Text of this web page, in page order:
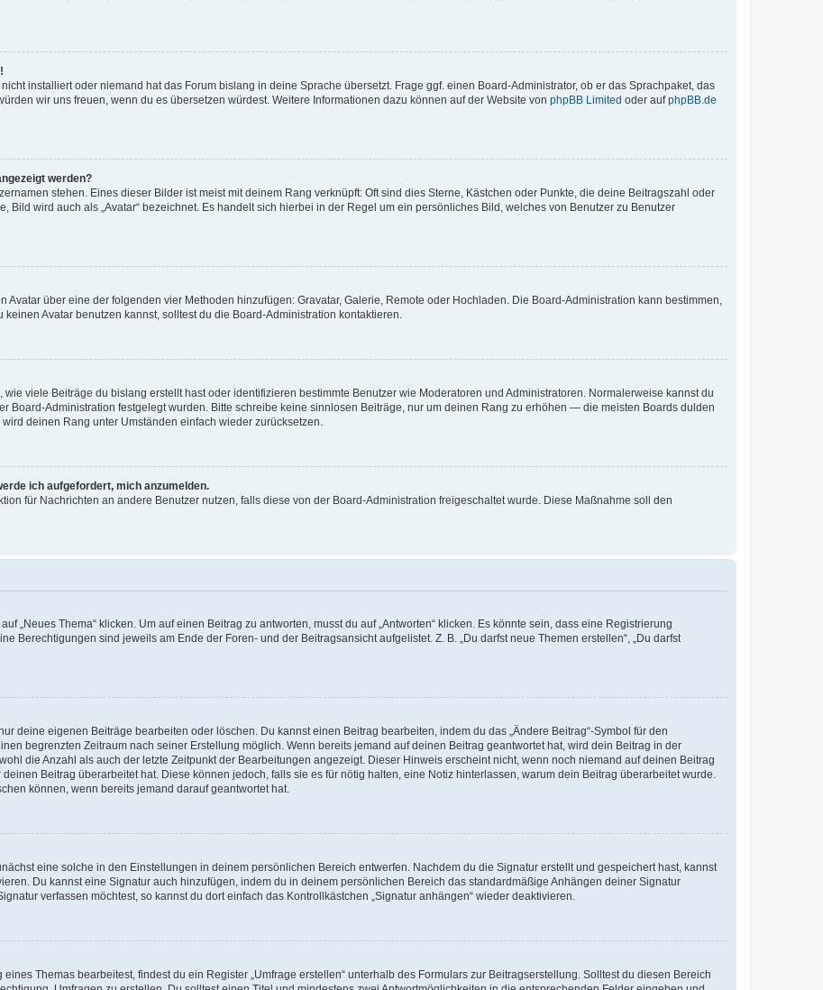
installiert oder niemand hat das Forum bislang in deine Sprache übersetzt. Frage ggf. einen Board-Administrator, ob er das Sprachpaket, das
wir uns freuen, wenn du es übersetzen würdest. Weitere Informationen dazu können auf der Website von phpBB Limited oder aufphpBB.de
werden?
stehen. Eines dieser Bilder ist meist mit deinem Rang verknüpft: Oft sind dies Sterne, Kästchen oder Punkte, die deine Beitragszahl oder
Bild wird auch als „Avatar“ bezeichnet. Es handelt sich hierbei in der Regel um ein persönliches Bild, welches von Benutzer zu Benutzer
Avatar über eine der folgenden vier Methoden hinzufügen: Gravatar, Galerie, Remote oder Hochladen. Die Board-Administration kann bestimmen,
Avatar benutzen kannst, solltest du die Board-Administration kontaktieren.
viele Beiträge du bislang erstellt hast oder identifizieren bestimmte Benutzer wie Moderatoren und Administratoren. Normalerweise kannst du
Board-Administration festgelegt wurden. Bitte schreibe keine sinnlosen Beiträge, nur um deinen Rang zu erhöhen — die meisten Boards dulden
deinen Rang unter Umständen einfach wieder zurücksetzen.
ich aufgefordert, mich anzumelden.
für Nachrichten an andere Benutzer nutzen, falls diese von der Board-Administration freigeschaltet wurde. Diese Maßnahme soll den
„Neues Thema“ klicken. Um auf einen Beitrag zu antworten, musst du auf „Antworten“ klicken. Es könnte sein, dass eine Registrierung
Berechtigungen sind jeweils am Ende der Foren- und der Beitragsansicht aufgelistet. Z. B. „Du darfst neue Themen erstellen“, „Du darfst
deine eigenen Beiträge bearbeiten oder löschen. Du kannst einen Beitrag bearbeiten, indem du das „Ändere Beitrag“-Symbol für den
begrenzten Zeitraum nach seiner Erstellung möglich. Wenn bereits jemand auf deinen Beitrag geantwortet hat, wird dein Beitrag in der
die Anzahl als auch der letzte Zeitpunkt der Bearbeitungen angezeigt. Dieser Hinweis erscheint nicht, wenn noch niemand auf deinen Beitrag
Beitrag überarbeitet hat. Diese können jedoch, falls sie es für nötig halten, eine Notiz hinterlassen, warum dein Beitrag überarbeitet wurde.
können, wenn bereits jemand darauf geantwortet hat.
eine solche in den Einstellungen in deinem persönlichen Bereich entwerfen. Nachdem du die Signatur erstellt und gespeichert hast, kannst
Du kannst eine Signatur auch hinzufügen, indem du in deinem persönlichen Bereich das standardmäßige Anhängen deiner Signatur
verfassen möchtest, so kannst du dort einfach das Kontrollkästchen „Signatur anhängen“ wieder deaktivieren.
Themas bearbeitest, findest du ein Register „Umfrage erstellen“ unterhalb des Formulars zur Beitragserstellung. Solltest du diesen Bereich